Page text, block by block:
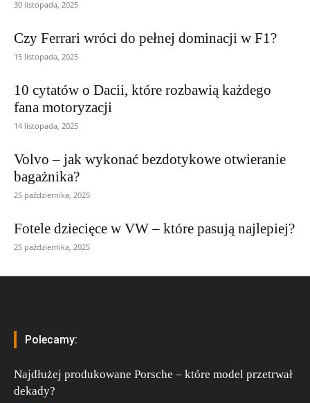
30 listopada, 2025
Czy Ferrari wróci do pełnej dominacji w F1?
15 listopada, 2025
10 cytatów o Dacii, które rozbawią każdego
fana motoryzacji
14 listopada, 2025
Volvo – jak wykonać bezdotykowe otwieranie
bagażnika?
25 października, 2025
Fotele dziecięce w VW – które pasują najlepiej?
25 października, 2025
Polecamy:
Najdłużej produkowane Porsche – które model przetrwał
dekady?